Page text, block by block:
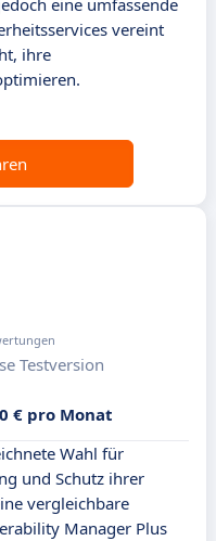
eine umfassende
vereint
ihre
Testversion
€ pro Monat
Wahl für
und Schutz ihrer
vergleichbare
Manager Plus